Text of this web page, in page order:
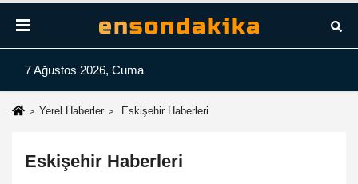
7 Ağustos 2026, Cuma
Yerel Haberler Eskişehir Haberleri
Eskişehir Haberleri